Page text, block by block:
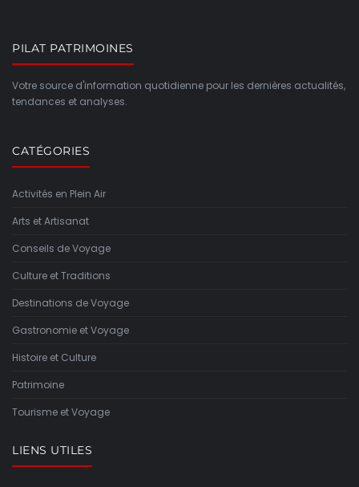
PILAT PATRIMOINES
Votre source d'information quotidienne pour les dernières actualités,
tendances et analyses.
CATÉGORIES
Activités en Plein Air
Arts et Artisanat
Conseils de Voyage
Culture et Traditions
Destinations de Voyage
Gastronomie et Voyage
Histoire et Culture
Patrimoine
Tourisme et Voyage
LIENS UTILES